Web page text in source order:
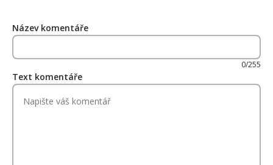
Název komentáře
0/255
Text komentáře